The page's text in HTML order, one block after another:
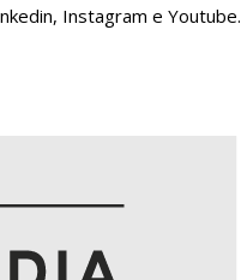
Instagram e Youtube.